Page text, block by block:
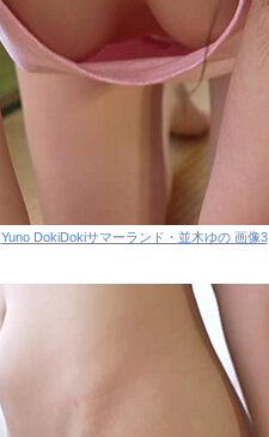
Yuno DokiDokiサマーランド・並木ゆの 画像3